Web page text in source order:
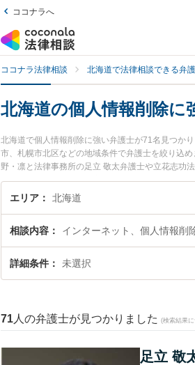
ココナラへ
ココナラ法律相談 北海道で法律相談できる弁
北海道の個人情報削除に
北海道で個人情報削除に強い弁護士が71名見つか
市、札幌市北区などの地域条件で弁護士を絞り込
野・凛と法律事務所の足立 敬太弁護士や立花志功
ます。『北海道で土日や夜間に発生した個人情報
相談無料で個人情報削除を法律相談できる北海道
エリア 北海道
相談内容 インターネット、個人情報削
詳細条件 未選択
71 人の弁護士が見つかりました (検索結果
足立 敬